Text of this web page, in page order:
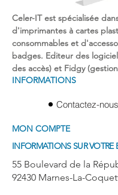
Celer-IT est spécialisée
d'imprimantes à cartes
consommables et d'
badges. Editeur des
des accès) et Fidgy
INFORMATIONS
Contactez-
MON COMPTE
INFORMATIONS SUR VOTRE
55 Boulevard de la
92430 Marnes-La-